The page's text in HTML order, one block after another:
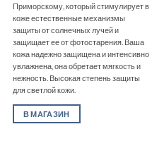
Приморскому, который стимулирует в
коже естественные механизмы
защиты от солнечных лучей и
защищает ее от фотостарения. Ваша
кожа надежно защищена и интенсивно
увлажнена, она обретает мягкость и
нежность. Высокая степень защиты
для светлой кожи.
В МАГАЗИН